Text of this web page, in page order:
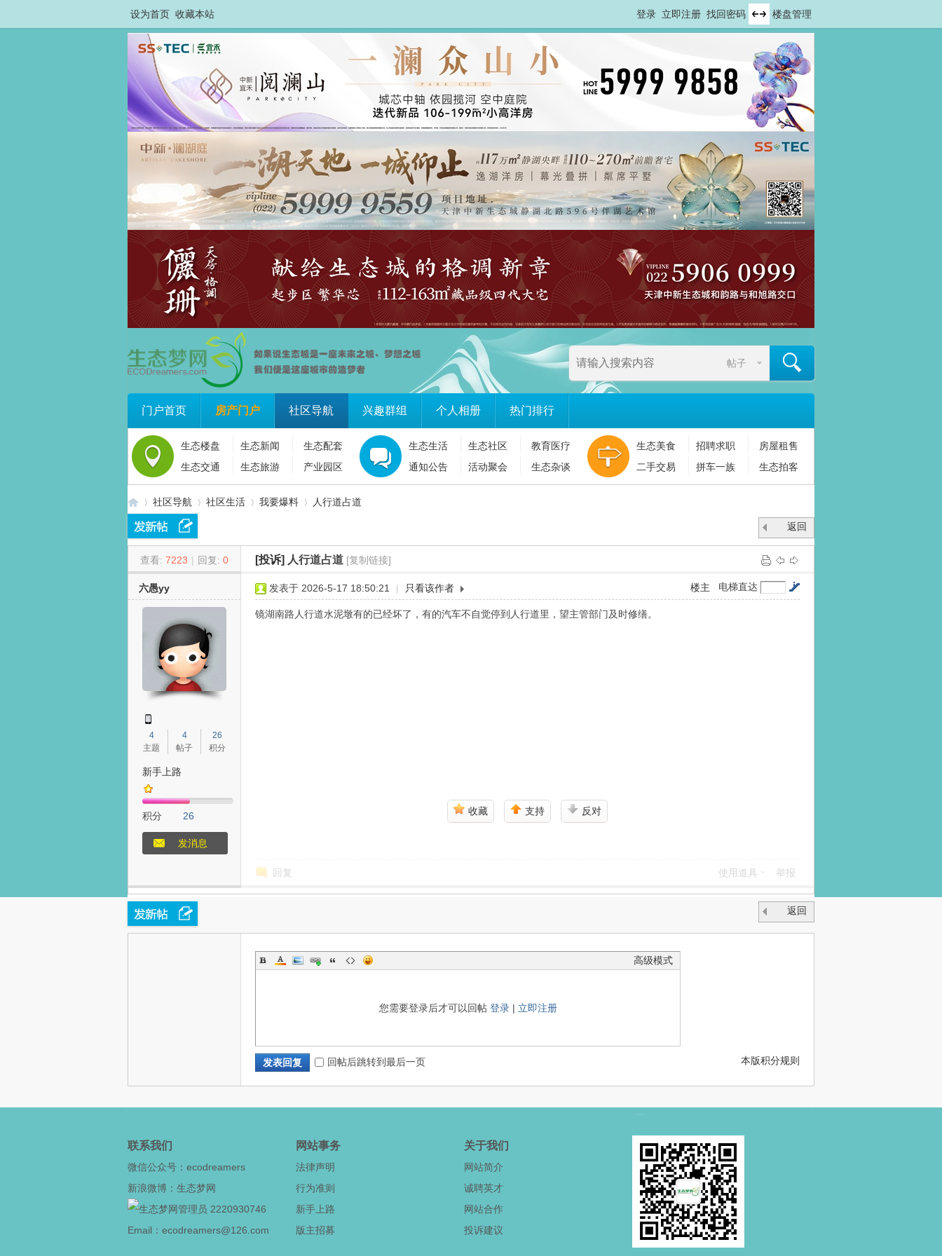
设为首页 收藏本站 登录 立即注册 找回密码 楼盘管理
帖子
门户首页 房产门户 社区导航 兴趣群组 个人相册 热门排行
搜索
生态楼盘 生态新闻
生态配套
生态交通
生态旅游 产业园区
生态生活 生态社区
教育医疗
通知公告
活动聚会 生态杂谈
生态美食 招聘求职
房屋租售
二手交易
拼车一族 生态拍客
»
社区导航 社区生活 我要爆料
›
人行道占道
返回
列表
查看: 7223 | 回复: 0 [投诉] 人行道占道 [复制链接]
六愚yy
4
主题
4
帖子
26
积分
新手上路
积分 26
发消息
电梯直达
楼主
发表于 2026-5-17 18:50:21 | 只看该作者
镜湖南路人行道水泥墩有的已经坏了，有的汽车不自觉停到人行道里，望主管部门及时修缮。
收藏 支持 反对
回复 使用道具 举报
返回
高级模式
您需要登录后才可以回帖 登录| 立即注册
本版积分规则
发表回复 回帖后跳转到最后一页
联系我们
微信公众号：ecodreamers
新浪微博：生态梦网
2220930746
Email：ecodreamers@126.com
网站事务
法律声明
行为准则
新手上路
版主招募
关于我们
网站简介
诚聘英才
网站合作
投诉建议